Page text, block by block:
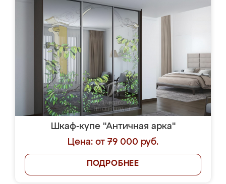
Шкаф-купе "Античная арка"
Цена: от 79 000 руб.
ПОДРОБНЕЕ